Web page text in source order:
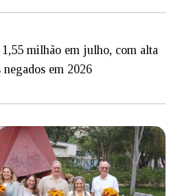
milhão em julho, com alta
em 2026